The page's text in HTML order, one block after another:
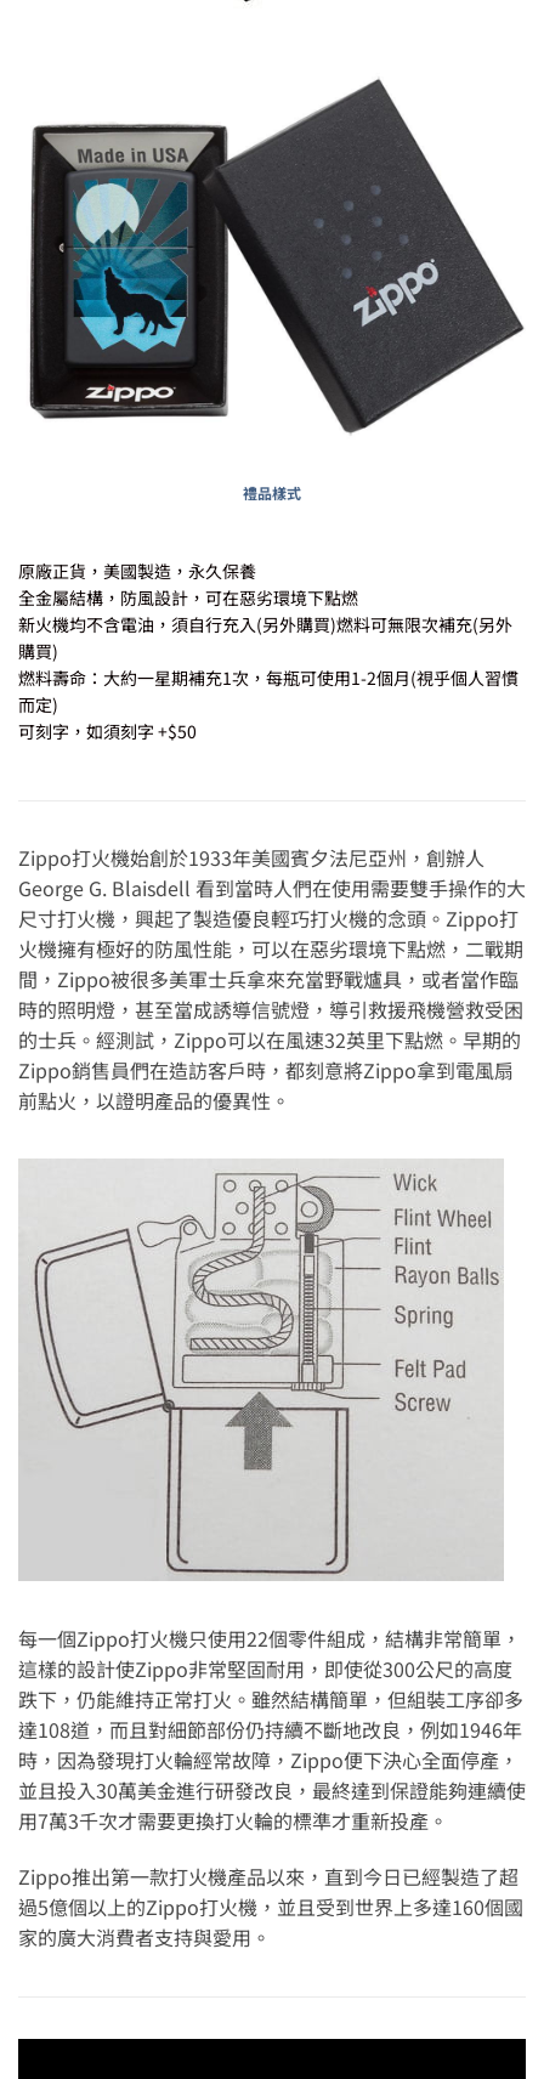
禮品樣式
原廠正貨，美國製造，永久保養
全金屬結構，防風設計，可在惡劣環境下點燃
新火機均不含電油，須自行充入(另外購買)燃料可無限次補充(另外
購買)
燃料壽命：大約一星期補充1次，每瓶可使用1-2個月(視乎個人習慣
而定)
可刻字，如須刻字 +$50
Zippo打火機始創於1933年美國賓夕法尼亞州，創辦人
George G. Blaisdell 看到當時人們在使用需要雙手操作的大
尺寸打火機，興起了製造優良輕巧打火機的念頭。Zippo打
火機擁有極好的防風性能，可以在惡劣環境下點燃，二戰期
間，Zippo被很多美軍士兵拿來充當野戰爐具，或者當作臨
時的照明燈，甚至當成誘導信號燈，導引救援飛機營救受困
的士兵。經測試，Zippo可以在風速32英里下點燃。早期的
Zippo銷售員們在造訪客戶時，都刻意將Zippo拿到電風扇
前點火，以證明產品的優異性。
每一個Zippo打火機只使用22個零件組成，結構非常簡單，
這樣的設計使Zippo非常堅固耐用，即使從300公尺的高度
跌下，仍能維持正常打火。雖然結構簡單，但組裝工序卻多
達108道，而且對細節部份仍持續不斷地改良，例如1946年
時，因為發現打火輪經常故障，Zippo便下決心全面停產，
並且投入30萬美金進行研發改良，最終達到保證能夠連續使
用7萬3千次才需要更換打火輪的標準才重新投產。
Zippo推出第一款打火機產品以來，直到今日已經製造了超
過5億個以上的Zippo打火機，並且受到世界上多達160個國
家的廣大消費者支持與愛用。